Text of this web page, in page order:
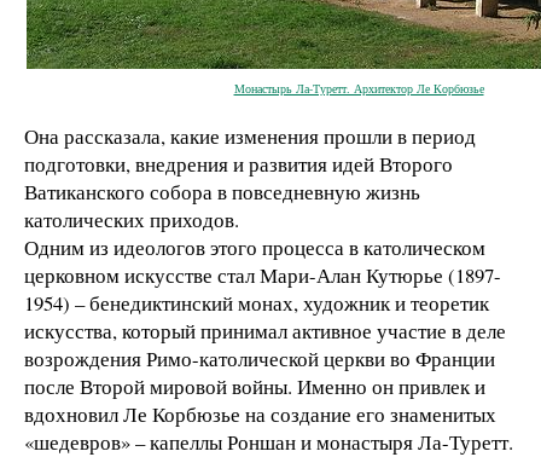
Монастырь Ла-Туретт. Архитектор Ле Корбюзье
Она рассказала, какие изменения прошли в период
подготовки, внедрения и развития идей Второго
Ватиканского собора в повседневную жизнь
католических приходов.
Одним из идеологов этого процесса в католическом
церковном искусстве стал Мари-Алан Кутюрье (1897-
1954) – бенедиктинский монах, художник и теоретик
искусства, который принимал активное участие в деле
возрождения Римо-католической церкви во Франции
после Второй мировой войны. Именно он привлек и
вдохновил Ле Корбюзье на создание его знаменитых
«шедевров» – капеллы Роншан и монастыря Ла-Туретт.